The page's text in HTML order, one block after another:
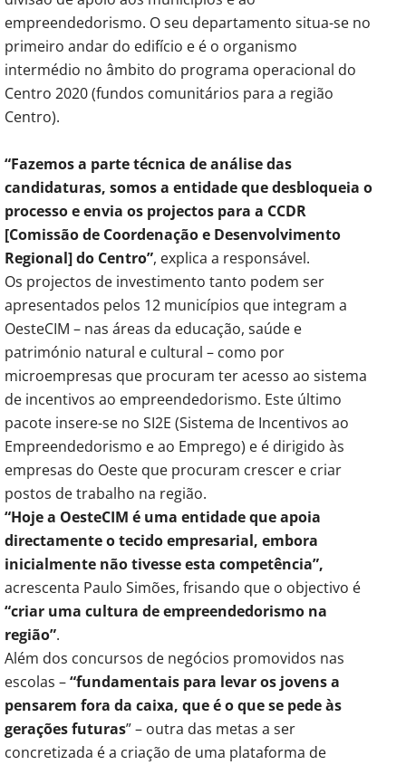
empreendedorismo. O seu departamento situa-se no
primeiro andar do edifício e é o organismo
intermédio no âmbito do programa operacional do
Centro 2020 (fundos comunitários para a região
Centro).
“Fazemos a parte técnica de análise das
candidaturas, somos a entidade que desbloqueia o
processo e envia os projectos para a CCDR
[Comissão de Coordenação e Desenvolvimento
Regional] do Centro”, explica a responsável.
Os projectos de investimento tanto podem ser
apresentados pelos 12 municípios que integram a
OesteCIM – nas áreas da educação, saúde e
património natural e cultural – como por
microempresas que procuram ter acesso ao sistema
de incentivos ao empreendedorismo. Este último
pacote insere-se no SI2E (Sistema de Incentivos ao
Empreendedorismo e ao Emprego) e é dirigido às
empresas do Oeste que procuram crescer e criar
postos de trabalho na região.
“Hoje a OesteCIM é uma entidade que apoia
directamente o tecido empresarial, embora
inicialmente não tivesse esta competência”,
acrescenta Paulo Simões, frisando que o objectivo é
“criar uma cultura de empreendedorismo na
região”.
Além dos concursos de negócios promovidos nas
escolas –“fundamentais para levar os jovens a
pensarem fora da caixa, que é o que se pede às
gerações futuras” – outra das metas a ser
concretizada é a criação de uma plataforma de